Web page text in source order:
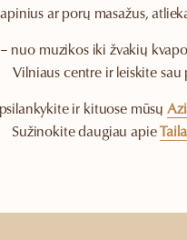
ar porų masažus,
nuo muzikos iki žvakių
Vilniaus centre ir leiskite sau
ir kituose mūsų
Sužinokite daugiau apie